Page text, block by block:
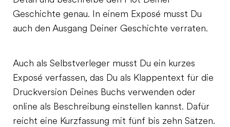
Geschichte genau. In einem Exposé musst Du
auch den Ausgang Deiner Geschichte verraten.
Auch als Selbstverleger musst Du ein kurzes
Exposé verfassen, das Du als Klappentext für die
Druckversion Deines Buchs verwenden oder
online als Beschreibung einstellen kannst. Dafür
reicht eine Kurzfassung mit fünf bis zehn Sätzen.